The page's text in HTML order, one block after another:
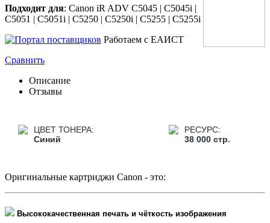
Подходит для: Canon iR ADV C5045 | C5045i |
C5051 | C5051i | C5250 | C5250i | C5255 | C5255i
Работаем с ЕАИСТ
Сравнить
Описание
Отзывы
ЦВЕТ ТОНЕРА:
Синий
РЕСУРС:
38 000 стр.
Оригинальные картриджи Canon - это:
Высококачественная печать и чёткость изображения